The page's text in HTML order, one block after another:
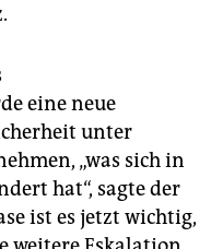
eine neue
unter
„was sich in
hat“, sagte der
ist es jetzt wichtig,